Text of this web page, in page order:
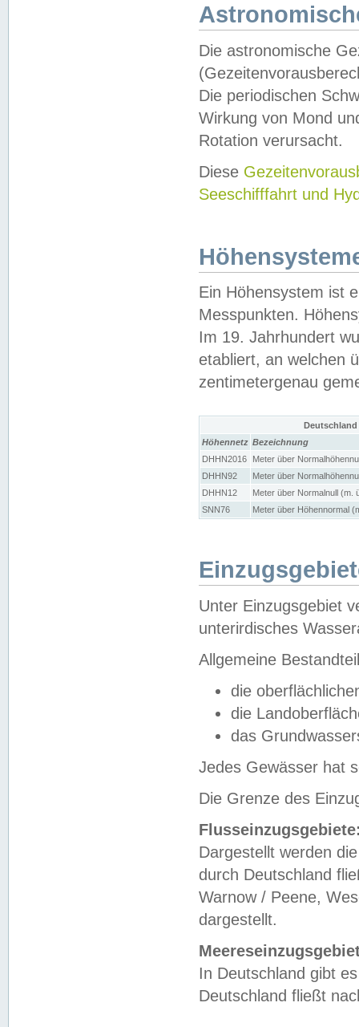
Die astronomische
Die periodischen
Wirkung von Mond
Rotation verursacht.
Diese
Seeschifffahrt und
Ein Höhensystem ist
Messpunkten.
Im 19. Jahrhundert
etabliert, an welchen
zentimetergenau
Höhennetz Bezeichnung
DHHN2016
Meter über
DHHN92
Meter über
DHHN12
Meter über Normalnull (m.
SNN76
Meter über Höhennormal
Unter Einzugsgebiet
unterirdisches
Allgemeine
die
die
das
Jedes Gewässer hat
Die Grenze des
Dargestellt werden
durch Deutschland
Warnow / Peene,
dargestellt.
In Deutschland gibt
Deutschland fließt